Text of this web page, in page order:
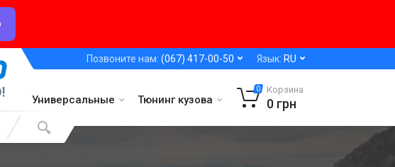
Позвоните нам: (067) 417-00-50 Язык: RU
Универсальные Тюнинг кузова
0 Корзина
0 грн